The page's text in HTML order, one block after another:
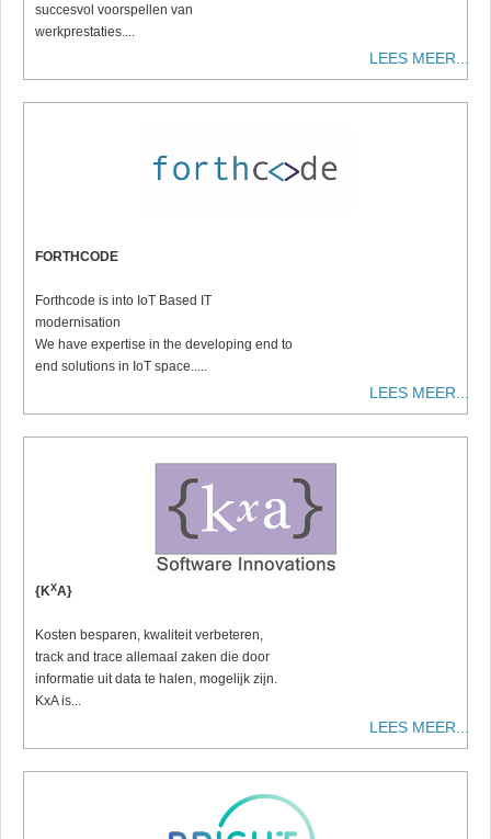
succesvol voorspellen van
werkprestaties....
LEES MEER...
FORTHCODE
Forthcode is into IoT Based IT
modernisation
We have expertise in the developing end to
end solutions in IoT space.....
LEES MEER...
{KXA}
Kosten besparen, kwaliteit verbeteren,
track and trace allemaal zaken die door
informatie uit data te halen, mogelijk zijn.
KxA is...
LEES MEER...